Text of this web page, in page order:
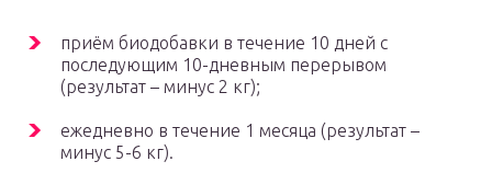
приём биодобавки в течение 10 дней с
последующим 10-дневным перерывом
(результат – минус 2 кг);
ежедневно в течение 1 месяца (результат –
минус 5-6 кг).